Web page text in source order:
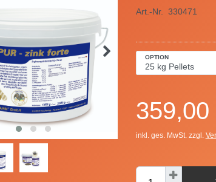
Art.-Nr. 330471
OPTION
359,00
inkl. ges. MwSt. zzgl.